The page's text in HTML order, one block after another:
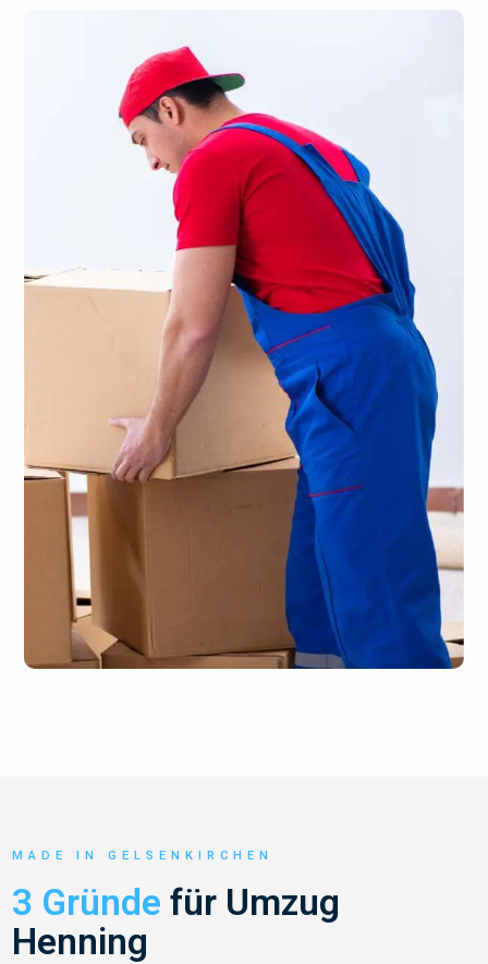
MADE IN GELSENKIRCHEN
3 Gründe für Umzug
Henning